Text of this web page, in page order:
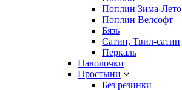
Поплин Зима-Лето
Поплин Велсофт
Бязь
Сатин, Твил-сатин
Перкаль
Наволочки
Простыни
Без резинки